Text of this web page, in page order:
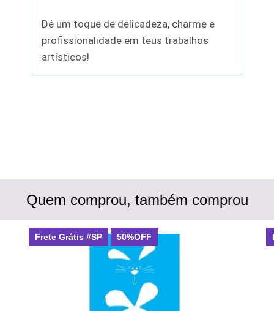
Dê um toque de delicadeza, charme e
profissionalidade em teus trabalhos
artísticos!
Quem comprou, também comprou
Frete Grátis #SP 50%OFF